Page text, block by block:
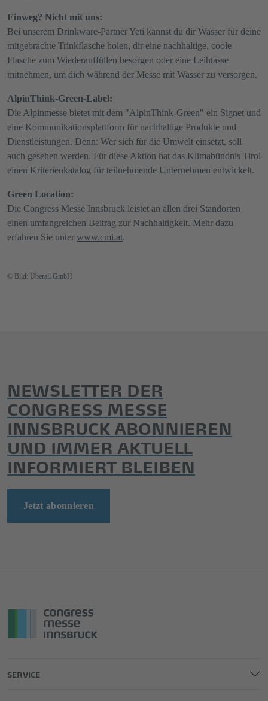
Einweg? Nicht mit uns:
Bei unserem Drinkware-Partner Yeti kannst du dir Wasser für deine
mitgebrachte Trinkflasche holen, dir eine nachhaltige, coole
Flasche zum Wiederauffüllen besorgen oder eine Leihtasse
mitnehmen, um dich während der Messe mit Wasser zu versorgen.
AlpinThink-Green-Label:
Die Alpinmesse bietet mit dem "AlpinThink-Green" ein Signet und
eine Kommunikationsplattform für nachhaltige Produkte und
Dienstleistungen. Denn: Wer sich für die Umwelt einsetzt, soll
auch gesehen werden. Für diese Aktion hat das Klimabündnis Tirol
einen Kriterienkatalog für teilnehmende Unternehmen entwickelt.
Green Location:
Die Congress Messe Innsbruck leistet an allen drei Standorten
einen umfangreichen Beitrag zur Nachhaltigkeit. Mehr dazu
erfahren Sie unter www.cmi.at.
© Bild: Überall GmbH
NEWSLETTER DER
CONGRESS MESSE
INNSBRUCK ABONNIEREN
UND IMMER AKTUELL
INFORMIERT BLEIBEN
Jetzt abonnieren
SERVICE